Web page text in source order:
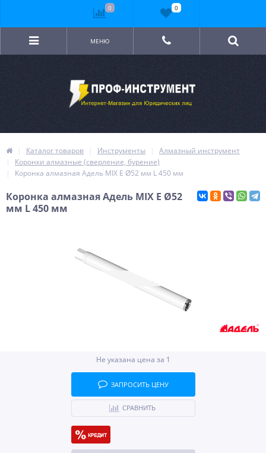
МЕНЮ
Каталог товаров Инструменты
Алмазный инструмент
Коронки алмазные (сверление, бурение)
Коронка алмазная Адель MIX E Ø52 мм L 450 мм
Коронка алмазная Адель MIX E Ø52
мм L 450 мм
Не указана цена за 1
ЗАПРОСИТЬ ЦЕНУ
СРАВНИТЬ
0 0